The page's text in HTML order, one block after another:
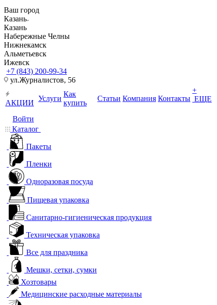
Ваш город
Казань
Казань
Набережные Челны
Нижнекамск
Альметьевск
Ижевск
+7 (843) 200-99-34
ул.Журналистов, 56
АКЦИИ
Услуги
Как
купить
Статьи Компания Контакты
+
ЕЩЕ
Войти
Каталог
Пакеты
Пленки
Одноразовая посуда
Пищевая упаковка
Санитарно-гигиеническая продукция
Техническая упаковка
Все для праздника
Мешки, сетки, сумки
Хозтовары
Медицинские расходные материалы